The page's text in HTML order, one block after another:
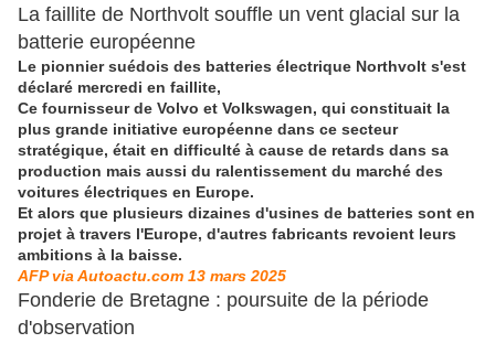
La faillite de Northvolt souffle un vent glacial sur la
batterie européenne
Le pionnier suédois des batteries électrique Northvolt s'est
déclaré mercredi en faillite,
Ce fournisseur de Volvo et Volkswagen, qui constituait la
plus grande initiative européenne dans ce secteur
stratégique, était en difficulté à cause de retards dans sa
production mais aussi du ralentissement du marché des
voitures électriques en Europe.
Et alors que plusieurs dizaines d'usines de batteries sont en
projet à travers l'Europe, d'autres fabricants revoient leurs
ambitions à la baisse.
AFP via Autoactu.com 13 mars 2025
Fonderie de Bretagne : poursuite de la période
d'observation